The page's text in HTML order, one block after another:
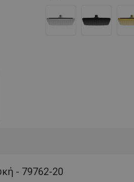
- 79762-20